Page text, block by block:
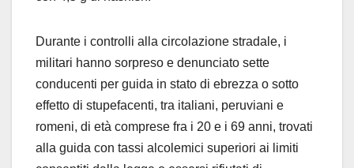
Durante i controlli alla circolazione stradale, i
militari hanno sorpreso e denunciato sette
conducenti per guida in stato di ebrezza o sotto
effetto di stupefacenti, tra italiani, peruviani e
romeni, di età comprese fra i 20 e i 69 anni, trovati
alla guida con tassi alcolemici superiori ai limiti